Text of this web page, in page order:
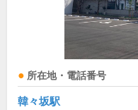
所在地・電話番号
韓々坂駅